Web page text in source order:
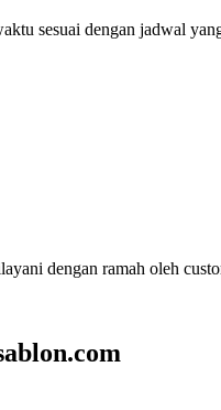
sesuai dengan jadwal
dengan ramah oleh